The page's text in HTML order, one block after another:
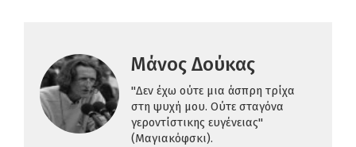
Μάνος Δούκας
"Δεν έχω ούτε μια άσπρη τρίχα
στη ψυχή μου. Ούτε σταγόνα
γεροντίστικης ευγένειας"
(Μαγιακόφσκι).